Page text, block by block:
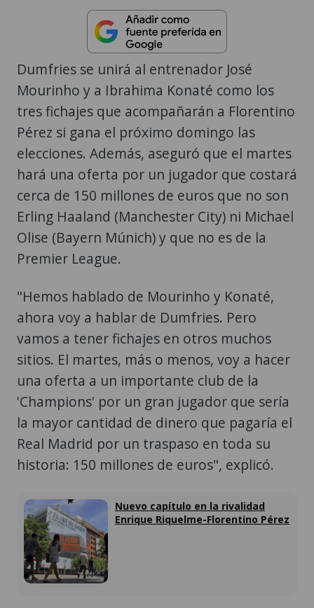
Dumfries se unirá al entrenador José
Mourinho y a Ibrahima Konaté como los
tres fichajes que acompañarán a Florentino
Pérez si gana el próximo domingo las
elecciones. Además, aseguró que el martes
hará una oferta por un jugador que costará
cerca de 150 millones de euros que no son
Erling Haaland (Manchester City) ni Michael
Olise (Bayern Múnich) y que no es de la
Premier League.
"Hemos hablado de Mourinho y Konaté,
ahora voy a hablar de Dumfries. Pero
vamos a tener fichajes en otros muchos
sitios. El martes, más o menos, voy a hacer
una oferta a un importante club de la
'Champions' por un gran jugador que sería
la mayor cantidad de dinero que pagaría el
Real Madrid por un traspaso en toda su
historia: 150 millones de euros", explicó.
Nuevo capítulo en la rivalidad
Enrique Riquelme-Florentino Pérez